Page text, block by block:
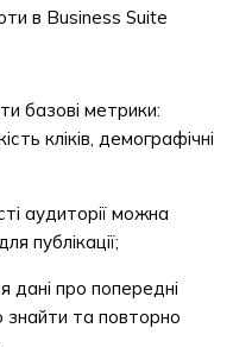
в Business Suite
базові метрики:
кліків, демографічні
аудиторії можна
публікації;
дані про попередні
та повторно